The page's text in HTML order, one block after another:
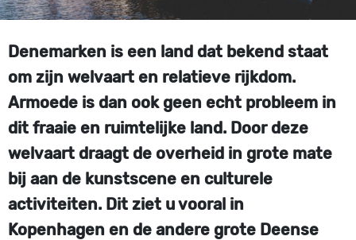
Denemarken is een land dat bekend staat
om zijn welvaart en relatieve rijkdom.
Armoede is dan ook geen echt probleem in
dit fraaie en ruimtelijke land. Door deze
welvaart draagt de overheid in grote mate
bij aan de kunstscene en culturele
activiteiten. Dit ziet u vooral in
Kopenhagen en de andere grote Deense